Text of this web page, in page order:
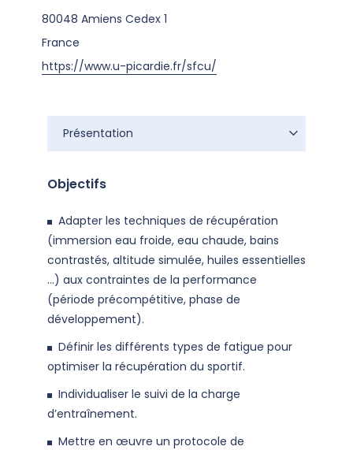
80048 Amiens Cedex 1
France
https://www.u-picardie.fr/sfcu/
Présentation
Présentation
Objectifs
Adapter les techniques de récupération
(immersion eau froide, eau chaude, bains
contrastés, altitude simulée, huiles essentielles
…) aux contraintes de la performance
(période précompétitive, phase de
développement).
Définir les différents types de fatigue pour
optimiser la récupération du sportif.
Individualiser le suivi de la charge
d’entraînement.
Mettre en œuvre un protocole de